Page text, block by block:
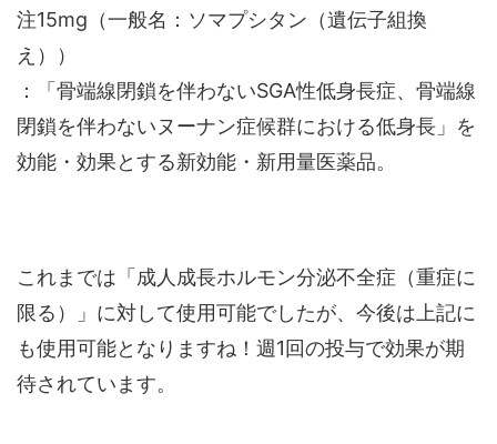
注15mg（一般名：ソマプシタン（遺伝子組換
え））
：「骨端線閉鎖を伴わないSGA性低身長症、骨端線
閉鎖を伴わないヌーナン症候群における低身長」を
効能・効果とする新効能・新用量医薬品。
これまでは「成人成長ホルモン分泌不全症（重症に
限る）」に対して使用可能でしたが、今後は上記に
も使用可能となりますね！週1回の投与で効果が期
待されています。